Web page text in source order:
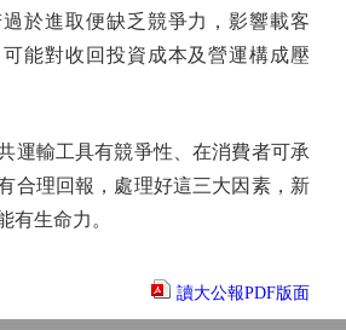
於進取便缺乏競爭力，影響載客
能對收回投資成本及營運構成壓
輸工具有競爭性、在消費者可承
合理回報，處理好這三大因素，新
有生命力。
讀大公報PDF版面